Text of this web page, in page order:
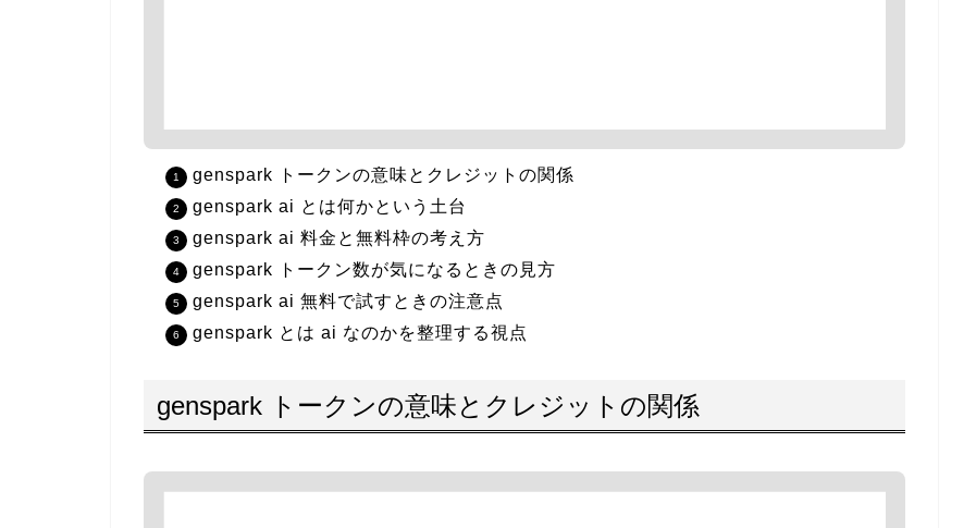
genspark トークンの意味とクレジットの関係
genspark ai とは何かという土台
genspark ai 料金と無料枠の考え方
genspark トークン数が気になるときの見方
genspark ai 無料で試すときの注意点
genspark とは ai なのかを整理する視点
genspark トークンの意味とクレジットの関係